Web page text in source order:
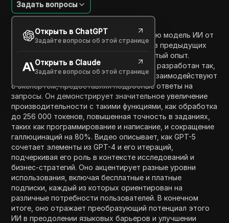
Введение в содержание
Задать вопросы
Открыть в ChatGPT
Задайте вопросы об этой странице
Открыть в Claude
Задайте вопросы об этой странице
Это видео обсуждает GPT-5, последнюю модель ИИ от
OpenAI, которая интегрирует функции из предыдущих
версий, чтобы создать более продвинутый опыт.
Запущенный 7 августа 2025 года, GPT-5 разработан так,
чтобы пользователи чувствовали, что взаимодействуют
с экспертом, предоставляя подробные ответы на
запросы. Он демонстрирует значительное увеличение
производительности с такими функциями, как обработка
до 256 000 токенов, повышенная точность в заданиях,
таких как программирование и написание, и сокращение
галлюцинаций на 80%. Видео описывает, как GPT-5
сочетает элементы из GPT-4 и его итераций,
подчеркивая его роль в контексте исследований и
бизнес-стратегий. Оно акцентирует разные уровни
использования, включая бесплатные и платные
подписки, каждый из которых ориентирован на
различные потребности пользователей. В конечном
итоге, оно отражает преобразующий потенциал этого
ИИ в преодолении языковых барьеров и улучшении